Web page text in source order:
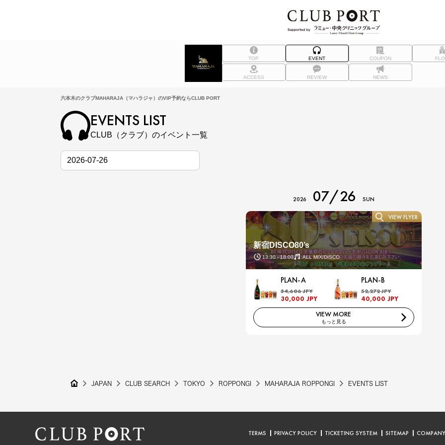
TOP EVENT COUPON
ACCESS REVIEW NEWS
六本木のクラブMAHARAJA（マハラジャ）のVIP予約ならCLUB PORT
EVENTS LIST
CLUB（クラブ）のイベント一覧
2026 07/26 SUN
新宿DISCO80’s
13:30 - 18:00 ALL MIX/DISCO
VIEW FLYER
PLAN-A
34,606 JPY
30,000 JPY
PLAN-B
52,272 JPY
40,000 JPY
VIEW MORE
もっと見る
JAPAN CLUB SEARCH TOKYO ROPPONGI MAHARAJA ROPPONGI EVENTS LIST
TERMS PRIVACY POLICY TICKETING SYSTEM SITEMAP COMPANY